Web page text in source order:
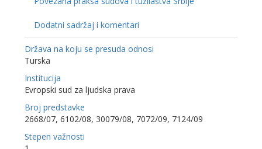
Dodatni sadržaj i komentari
Država na koju se presuda odnosi
Turska
Institucija
Evropski sud za ljudska prava
Broj predstavke
2668/07, 6102/08, 30079/08, 7072/09, 7124/09
Stepen važnosti